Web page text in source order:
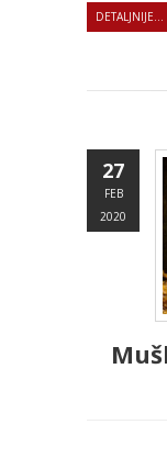
DETALJNIJE...
27
FEB
2020